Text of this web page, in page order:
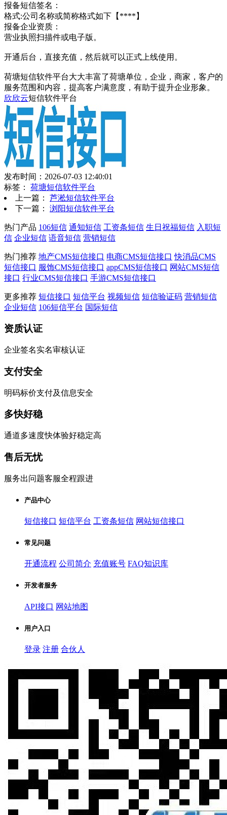
报备短信签名：
格式:公司名称或简称格式如下【****】
报备企业资质：
营业执照扫描件或电子版。
开通后台，直接充值，然后就可以正式上线使用。
荷塘短信软件平台大大丰富了荷塘单位，企业，商家，客户的
服务范围和内容，提高客户满意度，有助于提升企业形象。
欣欣云短信软件平台
发布时间：2026-07-03 12:40:01
标签： 荷塘短信软件平台
上一篇： 芦淞短信软件平台
下一篇： 浏阳短信软件平台
热门产品 106短信 通知短信 工资条短信 生日祝福短信 入职短
信 企业短信 语音短信 营销短信
热门推荐 地产CMS短信接口 电商CMS短信接口 快消品CMS
短信接口 服饰CMS短信接口 appCMS短信接口 网站CMS短信
接口 行业CMS短信接口 手游CMS短信接口
更多推荐 短信接口 短信平台 视频短信 短信验证码 营销短信
企业短信 106短信平台 国际短信
资质认证
企业签名实名审核认证
支付安全
明码标价支付及信息安全
多快好稳
通道多速度快体验好稳定高
售后无忧
服务出问题客服全程跟进
产品中心
短信接口 短信平台 工资条短信 网站短信接口
常见问题
开通流程 公司简介 充值账号 FAQ知识库
开发者服务
API接口 网站地图
用户入口
登录 注册 合伙人